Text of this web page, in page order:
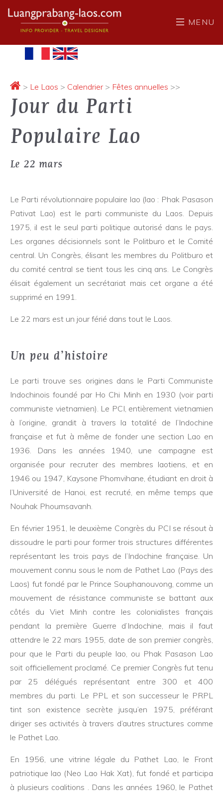
MENU
> Le Laos > Calendrier > Fêtes annuelles >>
Jour du Parti
Populaire Lao
Le 22 mars
Le Parti révolutionnaire populaire lao (lao : Phak Pasason
Pativat Lao) est le parti communiste du Laos. Depuis
1975, il est le seul parti politique autorisé dans le pays.
Les organes décisionnels sont le Politburo et le Comité
central. Un Congrès, élisant les membres du Politburo et
du comité central se tient tous les cinq ans. Le Congrès
élisait également un secrétariat mais cet organe a été
supprimé en 1991.
Le 22 mars est un jour férié dans tout le Laos.
Un peu d’histoire
Le parti trouve ses origines dans le Parti Communiste
Indochinois foundé par Ho Chi Minh en 1930 (voir parti
communiste vietnamien). Le PCI, entièrement vietnamien
à l’origine, grandit à travers la totalité de l’Indochine
française et fut à même de fonder une section Lao en
1936. Dans les années 1940, une campagne est
organisée pour recruter des membres laotiens, et en
1946 ou 1947, Kaysone Phomvihane, étudiant en droit à
l’Université de Hanoi, est recruté, en même temps que
Nouhak Phoumsavanh.
En février 1951, le deuxième Congrès du PCI se résout à
dissoudre le parti pour former trois structures différentes
représentant les trois pays de l’Indochine française. Un
mouvement connu sous le nom de Pathet Lao (Pays des
Laos) fut fondé par le Prince Souphanouvong, comme un
mouvement de résistance communiste se battant aux
côtés du Viet Minh contre les colonialistes français
pendant la première Guerre d’Indochine, mais il faut
attendre le 22 mars 1955, date de son premier congrès,
pour que le Parti du peuple lao, ou Phak Pasason Lao
soit officiellement proclamé. Ce premier Congrès fut tenu
par 25 délégués représentant entre 300 et 400
membres du parti. Le PPL et son successeur le PRPL
tint son existence secrète jusqu’en 1975, préférant
diriger ses activités à travers d’autres structures comme
le Pathet Lao.
En 1956, une vitrine légale du Pathet Lao, le Front
patriotique lao (Neo Lao Hak Xat), fut fondé et participa
à plusieurs coalitions . Dans les années 1960, le Pathet